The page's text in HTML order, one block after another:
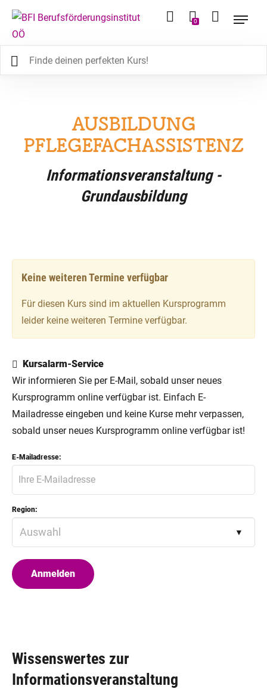
0
AUSBILDUNG
PFLEGEFACHASSISTENZ
Informationsveranstaltung -
Grundausbildung
Wissenswertes zur
Informationsveranstaltung
Keine weiteren Termine verfügbar
Für diesen Kurs sind im aktuellen Kursprogramm
leider keine weiteren Termine verfügbar.
Kursalarm-Service
Wir informieren Sie per E-Mail, sobald unser neues
Kursprogramm online verfügbar ist. Einfach E-
Mailadresse eingeben und keine Kurse mehr verpassen,
sobald unser neues Kursprogramm online verfügbar ist!
E-Mailadresse:
Region: